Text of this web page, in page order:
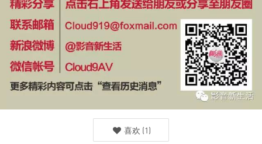
喜欢 (1)